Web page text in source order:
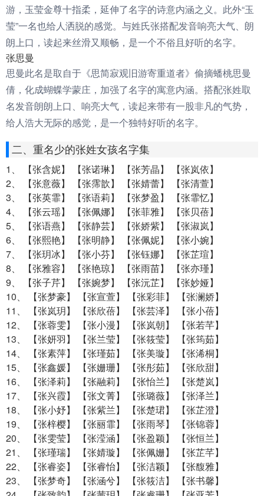
游，玉莹金尊十指柔，延伸了名字的诗意内涵之义。此外“玉
莹”一名也给人洒脱的感觉。与姓氏张搭配发音响亮大气、朗
朗上口，读起来丝滑又顺畅，是一个不俗且好听的名字。
张思曼
思曼此名是取自于《思简寂观旧游寄重道者》偷摘蟠桃思曼
倩，化成蝴蝶学蒙庄，加强了名字的寓意内涵。搭配张姓取
名发音朗朗上口、响亮大气，读起来带有一股非凡的气势，
给人浩大无际的感觉，是一个独特好听的名字。
二、重名少的张姓女孩名字集
1、 【张含妮】 【张诺琳】 【张芳晶】 【张岚依】
2、 【张意薇】 【张霈歆】 【张婧蕾】 【张清萱】
3、 【张英霏】 【张语莉】 【张梦盈】 【张霏忆】
4、 【张云瑶】 【张佩娜】 【张菲雅】 【张贝蓓】
5、 【张语燕】 【张静芸】 【张娇紫】 【张淑岚】
6、 【张熙艳】 【张明静】 【张佩妮】 【张小婉】
7、 【张玥冰】 【张小芬】 【张钰娜】 【张芷瑄】
8、 【张雅容】 【张艳琼】 【张雨苗】 【张亦瑾】
9、 【张子芹】 【张婉梦】 【张沅芷】 【张妙娅】
10、 【张梦豪】 【张宣萱】 【张彩菲】 【张澜娇】
11、 【张岚玥】 【张欣蓓】 【张芸泽】 【张小蓓】
12、 【张蓉雯】 【张小漫】 【张岚朝】 【张若芊】
13、 【张妍羽】 【张兰莹】 【张筱莹】 【张筠茹】
14、 【张素萍】 【张瑾茹】 【张美璇】 【张浠桐】
15、 【张鑫媛】 【张姗珊】 【张彤茹】 【张欣甜】
16、 【张泽莉】 【张融莉】 【张怡兰】 【张楚岚】
17、 【张兴霞】 【张文菁】 【张璐薇】 【张泽兰】
18、 【张小妤】 【张紫兰】 【张楚珺】 【张芷澄】
19、 【张梓樱】 【张丽霏】 【张雨琴】 【张锦蓉】
20、 【张雯莹】 【张滢涵】 【张盈颖】 【张恒兰】
21、 【张瑾瑞】 【张婧璇】 【张佩姗】 【张芷芊】
22、 【张睿姿】 【张睿怡】 【张洁颖】 【张馥雅】
23、 【张梦奇】 【张涵兮】 【张筱洁】 【张书馨】